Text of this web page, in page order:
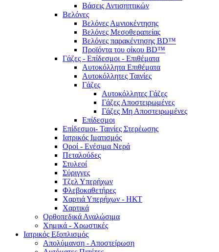
Βάσεις Αντισηπτικών
Βελόνες
Βελόνες Αμνιοκέντησης
Βελόνες Μεσοθεραπείας
Βελόνες παρακέντησης BD™
Προϊόντα του οίκου BD™
Γάζες - Επίδεσμοι - Επιθέματα
Αυτοκόλλητα Επιθέματα
Αυτοκόλλητες Ταινίες
Γάζες
Αυτοκόλλητες Γάζες
Γάζες Αποστειρωμένες
Γάζες Μη Αποστειρωμένες
Επίδεσμοι
Επίδεσμοι- Ταινίες Στερέωσης
Ιατρικός Ιματισμός
Οροί - Ενέσιμα Νερά
Πεταλούδες
Στυλεοί
Σύριγγες
Τζελ Υπερήχων
Φλεβοκαθετήρες
Χαρτιά Υπερήχων - ΗΚΤ
Χαρτικά
Ορθοπεδικά Αναλώσιμα
Χημικά - Χρωστικές
Ιατρικός Εξοπλισμός
Απολύμανση - Αποστείρωση